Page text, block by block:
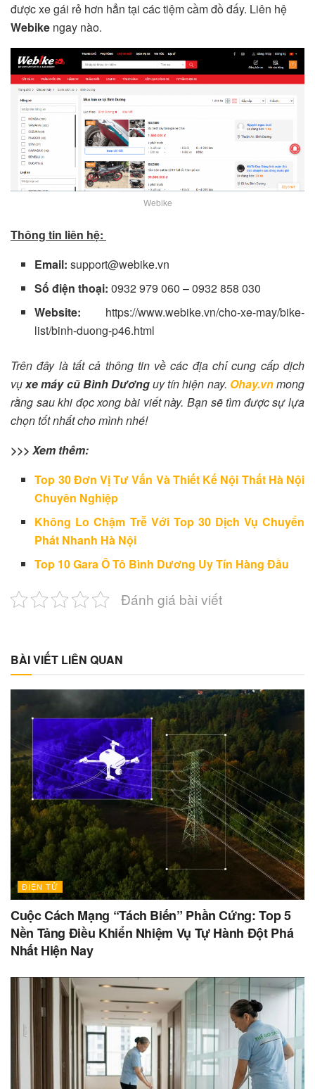
được xe gái rẻ hơn hẳn tại các tiệm cầm đồ đấy. Liên hệ
Webike ngay nào.
Webike
Thông tin liên hệ:
Email:support@webike.vn
Số điện thoại: 0932 979 060 – 0932 858 030
Website: https://www.webike.vn/cho-xe-may/bike-
list/binh-duong-p46.html
Trên đây là tất cả thông tin về các địa chỉ cung cấp dịch
vụxe máy cũ Bình Dươnguy tín hiện nay. Ohay.vnmong
rằng sau khi đọc xong bài viết này. Bạn sẽ tìm được sự lựa
chọn tốt nhất cho mình nhé!
>>> Xem thêm:
Top 30 Đơn Vị Tư Vấn Và Thiết Kế Nội Thất Hà Nội
Chuyên Nghiệp
Không Lo Chậm Trễ Với Top 30 Dịch Vụ Chuyển
Phát Nhanh Hà Nội
Top 10 Gara Ô Tô Bình Dương Uy Tín Hàng Đầu
Đánh giá bài viết
BÀI VIẾT LIÊN QUAN
ĐIỆN TỬ
Cuộc Cách Mạng “Tách Biến” Phần Cứng: Top 5
Nền Tảng Điều Khiển Nhiệm Vụ Tự Hành Đột Phá
Nhất Hiện Nay